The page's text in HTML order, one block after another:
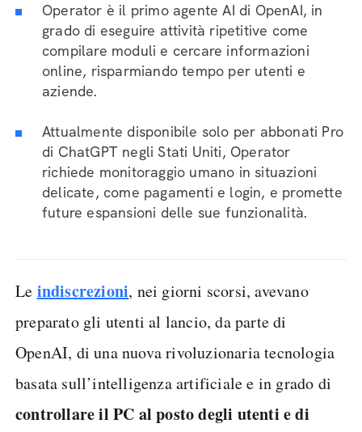
Operator è il primo agente AI di OpenAI, in
grado di eseguire attività ripetitive come
compilare moduli e cercare informazioni
online, risparmiando tempo per utenti e
aziende.
Attualmente disponibile solo per abbonati Pro
di ChatGPT negli Stati Uniti, Operator
richiede monitoraggio umano in situazioni
delicate, come pagamenti e login, e promette
future espansioni delle sue funzionalità.
Le indiscrezioni, nei giorni scorsi, avevano
preparato gli utenti al lancio, da parte di
OpenAI, di una nuova rivoluzionaria tecnologia
basata sull’intelligenza artificiale e in grado di
controllare il PC al posto degli utenti e di